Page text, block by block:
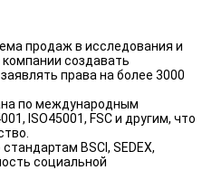
продаж в исследования и
создавать
права на более 3000
по международным
ISO45001, FSC и другим, что
BSCI, SEDEX,
социальной